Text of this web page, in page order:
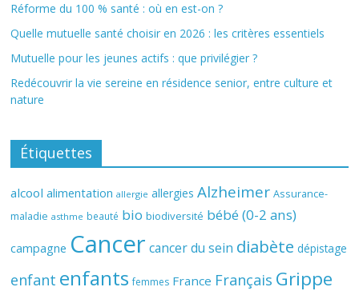
Réforme du 100 % santé : où en est-on ?
Quelle mutuelle santé choisir en 2026 : les critères essentiels
Mutuelle pour les jeunes actifs : que privilégier ?
Redécouvrir la vie sereine en résidence senior, entre culture et
nature
Étiquettes
alcool alimentation allergie allergies Alzheimer Assurance-
maladie asthme beauté bio biodiversité bébé (0-2 ans)
campagne Cancer cancer du sein diabète dépistage
enfant enfants femmes France Français Grippe